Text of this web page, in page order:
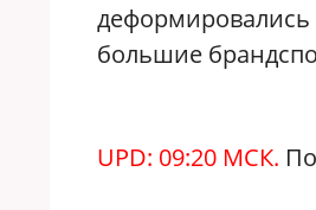
деформировались
большие
UPD: 09:20 МСК.